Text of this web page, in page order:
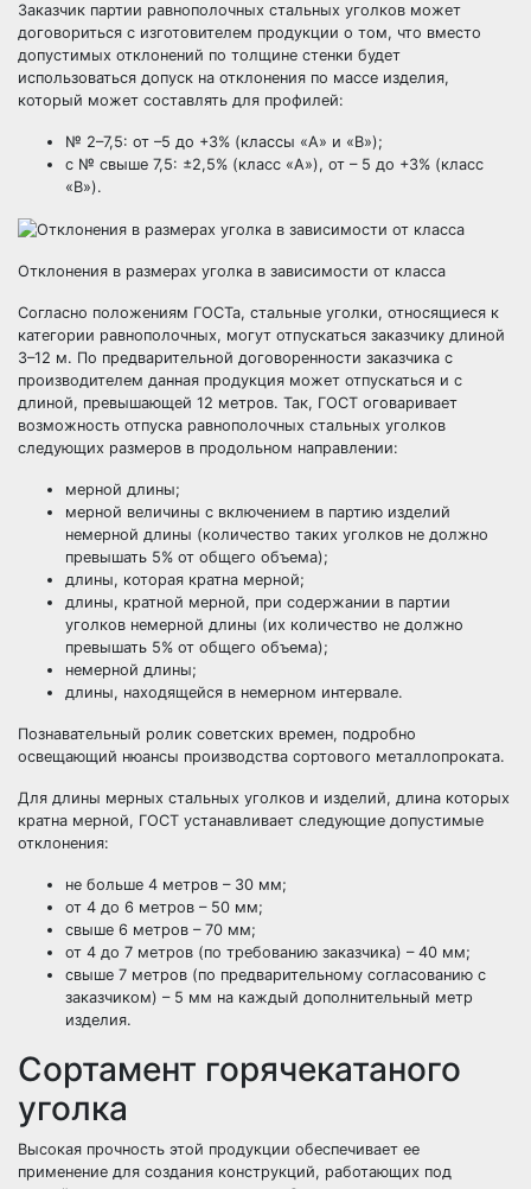
Заказчик партии равнополочных стальных уголков может
договориться с изготовителем продукции о том, что вместо
допустимых отклонений по толщине стенки будет
использоваться допуск на отклонения по массе изделия,
который может составлять для профилей:
№ 2–7,5: от –5 до +3% (классы «А» и «В»);
с № свыше 7,5: ±2,5% (класс «А»), от – 5 до +3% (класс
«В»).
Отклонения в размерах уголка в зависимости от класса
Согласно положениям ГОСТа, стальные уголки, относящиеся к
категории равнополочных, могут отпускаться заказчику длиной
3–12 м. По предварительной договоренности заказчика с
производителем данная продукция может отпускаться и с
длиной, превышающей 12 метров. Так, ГОСТ оговаривает
возможность отпуска равнополочных стальных уголков
следующих размеров в продольном направлении:
мерной длины;
мерной величины с включением в партию изделий
немерной длины (количество таких уголков не должно
превышать 5% от общего объема);
длины, которая кратна мерной;
длины, кратной мерной, при содержании в партии
уголков немерной длины (их количество не должно
превышать 5% от общего объема);
немерной длины;
длины, находящейся в немерном интервале.
Познавательный ролик советских времен, подробно
освещающий нюансы производства сортового металлопроката.
Для длины мерных стальных уголков и изделий, длина которых
кратна мерной, ГОСТ устанавливает следующие допустимые
отклонения:
не больше 4 метров – 30 мм;
от 4 до 6 метров – 50 мм;
свыше 6 метров – 70 мм;
от 4 до 7 метров (по требованию заказчика) – 40 мм;
свыше 7 метров (по предварительному согласованию с
заказчиком) – 5 мм на каждый дополнительный метр
изделия.
Сортамент горячекатаного
уголка
Высокая прочность этой продукции обеспечивает ее
применение для создания конструкций, работающих под